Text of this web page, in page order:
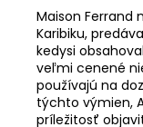
Maison Ferrand
Karibiku,
kedysi
veľmi cenené
používajú na
týchto výmien,
príležitosť